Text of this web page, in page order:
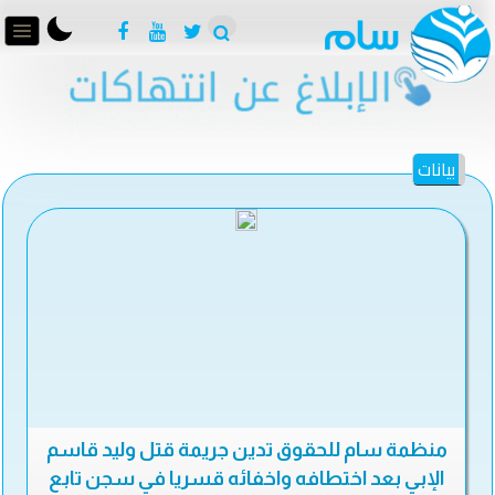
بيانات
منظمة سام للحقوق تدين جريمة قتل وليد قاسم
الإبي بعد اختطافه واخفائه قسريا في سجن تابع